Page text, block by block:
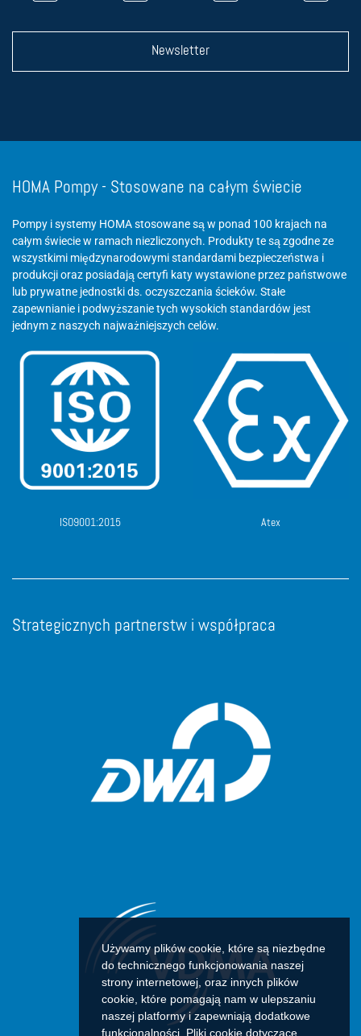
Używamy plików cookie, które są niezbędne
do technicznego funkcjonowania naszej
strony internetowej, oraz innych plików
cookie, które pomagają nam w ulepszaniu
naszej platformy i zapewniają dodatkowe
funkcjonalności. Pliki cookie dotyczące
Newsletter
HOMA Pompy - Stosowane na całym świecie
Pompy i systemy HOMA stosowane są w ponad 100 krajach na
całym świecie w ramach niezliczonych. Produkty te są zgodne ze
wszystkimi międzynarodowymi standardami bezpieczeństwa i
produkcji oraz posiadają certyfi katy wystawione przez państwowe
lub prywatne jednostki ds. oczyszczania ścieków. Stałe
zapewnianie i podwyższanie tych wysokich standardów jest
jednym z naszych najważniejszych celów.
ISO9001:2015 Atex
Strategicznych partnerstw i współpraca